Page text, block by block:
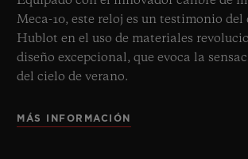
Meca-10, este reloj es un testimonio del
Hublot en el uso de materiales
diseño excepcional, que evoca la
del cielo de verano.
MÁS INFORMACIÓN